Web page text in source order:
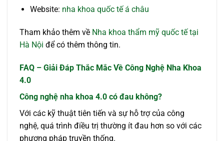
Website: nha khoa quốc tế á châu
Tham khảo thêm về Nha khoa thẩm mỹ quốc tế tại
Hà Nội để có thêm thông tin.
FAQ – Giải Đáp Thắc Mắc Về Công Nghệ Nha Khoa
4.0
Công nghệ nha khoa 4.0 có đau không?
Với các kỹ thuật tiên tiến và sự hỗ trợ của công
nghệ, quá trình điều trị thường ít đau hơn so với các
phương pháp truyền thống.